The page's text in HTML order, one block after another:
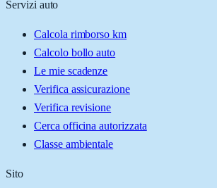
Servizi auto
Calcola rimborso km
Calcolo bollo auto
Le mie scadenze
Verifica assicurazione
Verifica revisione
Cerca officina autorizzata
Classe ambientale
Sito